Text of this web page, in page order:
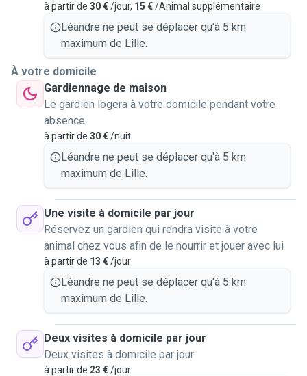
à partir de 30 €/jour, 15 €/Animal supplémentaire
Léandre ne peut se déplacer qu'à 5 km
maximum de Lille.
À votre domicile
Gardiennage de maison
Le gardien logera à votre domicile pendant votre
absence
à partir de 30 €/nuit
Léandre ne peut se déplacer qu'à 5 km
maximum de Lille.
Une visite à domicile par jour
Réservez un gardien qui rendra visite à votre
animal chez vous afin de le nourrir et jouer avec lui
à partir de 13 €/jour
Léandre ne peut se déplacer qu'à 5 km
maximum de Lille.
Deux visites à domicile par jour
Deux visites à domicile par jour
à partir de 23 €/jour